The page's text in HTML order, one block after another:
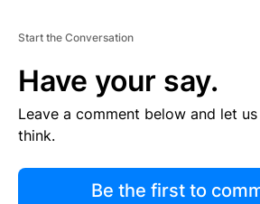
Start the Conversation
Have your say.
Leave a comment below and let
think.
Be the first to